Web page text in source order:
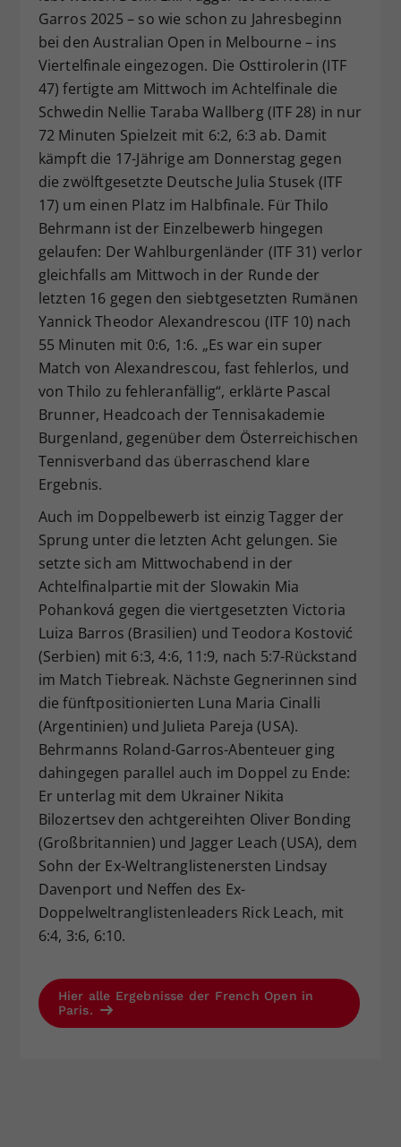
Garros 2025 – so wie schon zu Jahresbeginn
bei den Australian Open in Melbourne – ins
Viertelfinale eingezogen. Die Osttirolerin (ITF
47) fertigte am Mittwoch im Achtelfinale die
Schwedin Nellie Taraba Wallberg (ITF 28) in nur
72 Minuten Spielzeit mit 6:2, 6:3 ab. Damit
kämpft die 17-Jährige am Donnerstag gegen
die zwölftgesetzte Deutsche Julia Stusek (ITF
17) um einen Platz im Halbfinale. Für Thilo
Behrmann ist der Einzelbewerb hingegen
gelaufen: Der Wahlburgenländer (ITF 31) verlor
gleichfalls am Mittwoch in der Runde der
letzten 16 gegen den siebtgesetzten Rumänen
Yannick Theodor Alexandrescou (ITF 10) nach
55 Minuten mit 0:6, 1:6. „Es war ein super
Match von Alexandrescou, fast fehlerlos, und
von Thilo zu fehleranfällig“, erklärte Pascal
Brunner, Headcoach der Tennisakademie
Burgenland, gegenüber dem Österreichischen
Tennisverband das überraschend klare
Ergebnis.
Auch im Doppelbewerb ist einzig Tagger der
Sprung unter die letzten Acht gelungen. Sie
setzte sich am Mittwochabend in der
Achtelfinalpartie mit der Slowakin Mia
Pohanková gegen die viertgesetzten Victoria
Luiza Barros (Brasilien) und Teodora Kostović
(Serbien) mit 6:3, 4:6, 11:9, nach 5:7-Rückstand
im Match Tiebreak. Nächste Gegnerinnen sind
die fünftpositionierten Luna Maria Cinalli
(Argentinien) und Julieta Pareja (USA).
Behrmanns Roland-Garros-Abenteuer ging
dahingegen parallel auch im Doppel zu Ende:
Er unterlag mit dem Ukrainer Nikita
Bilozertsev den achtgereihten Oliver Bonding
(Großbritannien) und Jagger Leach (USA), dem
Sohn der Ex-Weltranglistenersten Lindsay
Davenport und Neffen des Ex-
Doppelweltranglistenleaders Rick Leach, mit
6:4, 3:6, 6:10.
Hier alle Ergebnisse der French Open in
Paris.
Zweck
Dieser Wert speichert Ihre Consent-
Einstellungen. Unter anderem eine
zufällig generierte ID, für die
historische Speicherung Ihrer
Webseiten-Betreiber dies eingestellt
hat.